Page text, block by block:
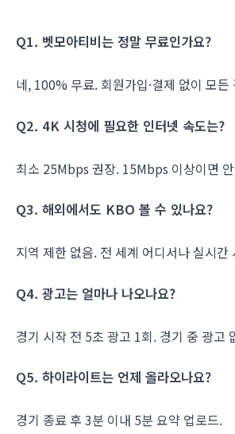
Q1. 벳모아티비는 정말 무료인가요?
네, 100% 무료. 회원가입·결제 없이 모든
Q2. 4K 시청에 필요한 인터넷 속도는?
최소 25Mbps 권장. 15Mbps 이상이면
Q3. 해외에서도 KBO 볼 수 있나요?
지역 제한 없음. 전 세계 어디서나 실시간
Q4. 광고는 얼마나 나오나요?
경기 시작 전 5초 광고 1회. 경기 중 광고
Q5. 하이라이트는 언제 올라오나요?
경기 종료 후 3분 이내 5분 요약 업로드.